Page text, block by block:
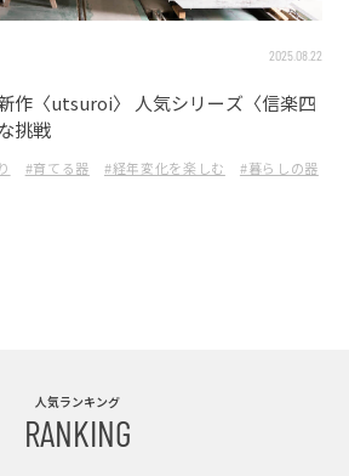
2025.08.22
作〈utsuroi〉 人気シリーズ〈信楽四
挑戦
#育てる器 #経年変化を楽しむ #暮らしの器
人気ランキング
RANKING